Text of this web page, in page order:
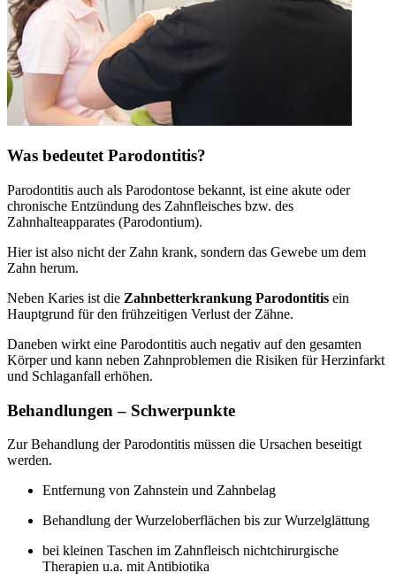
Was bedeutet Parodontitis?
Parodontitis auch als Parodontose bekannt, ist eine akute oder
chronische Entzündung des Zahnfleisches bzw. des
Zahnhalteapparates (Parodontium).
Hier ist also nicht der Zahn krank, sondern das Gewebe um dem
Zahn herum.
Neben Karies ist die Zahnbetterkrankung Parodontitis ein
Hauptgrund für den frühzeitigen Verlust der Zähne.
Daneben wirkt eine Parodontitis auch negativ auf den gesamten
Körper und kann neben Zahnproblemen die Risiken für Herzinfarkt
und Schlaganfall erhöhen.
Behandlungen – Schwerpunkte
Zur Behandlung der Parodontitis müssen die Ursachen beseitigt
werden.
Entfernung von Zahnstein und Zahnbelag
Behandlung der Wurzeloberflächen bis zur Wurzelglättung
bei kleinen Taschen im Zahnfleisch nichtchirurgische
Therapien u.a. mit Antibiotika